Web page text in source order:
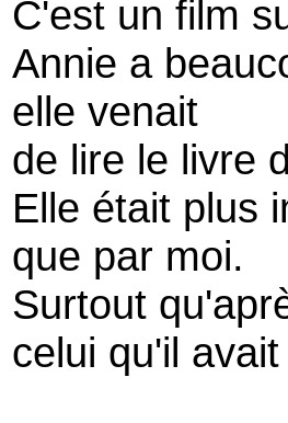
C'est un film
Annie a
elle venait
de lire le livre
Elle était plus
que par moi.
Surtout
celui qu'il